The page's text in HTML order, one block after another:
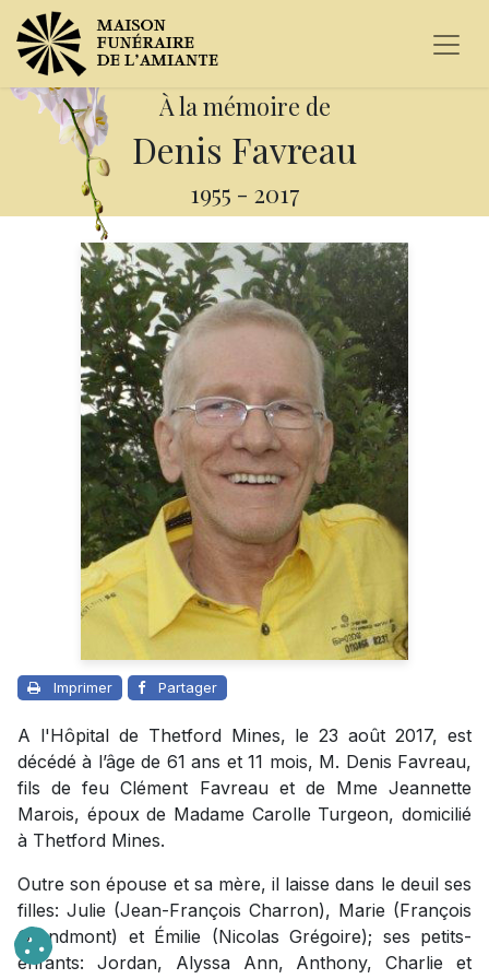
À la mémoire de
Denis Favreau
1955 - 2017
Imprimer Partager
A l'Hôpital de Thetford Mines, le 23 août 2017, est
décédé à l’âge de 61 ans et 11 mois, M. Denis Favreau,
fils de feu Clément Favreau et de Mme Jeannette
Marois, époux de Madame Carolle Turgeon, domicilié
à Thetford Mines.
Outre son épouse et sa mère, il laisse dans le deuil ses
filles: Julie (Jean-François Charron), Marie (François
Grandmont) et Émilie (Nicolas Grégoire); ses petits-
enfants: Jordan, Alyssa Ann, Anthony, Charlie et